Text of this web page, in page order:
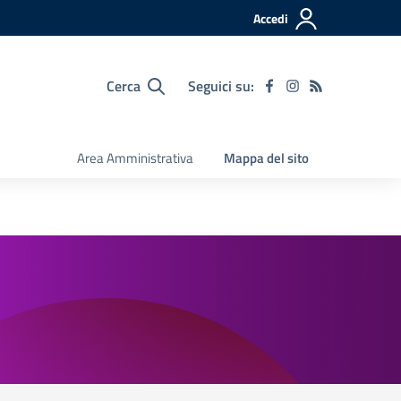
Accedi
Cerca Seguici su:
Area Amministrativa Mappa del sito